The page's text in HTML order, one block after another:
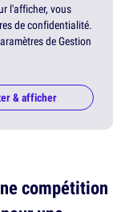
l'afficher, vous
de confidentialité.
de Gestion
& afficher
compétition